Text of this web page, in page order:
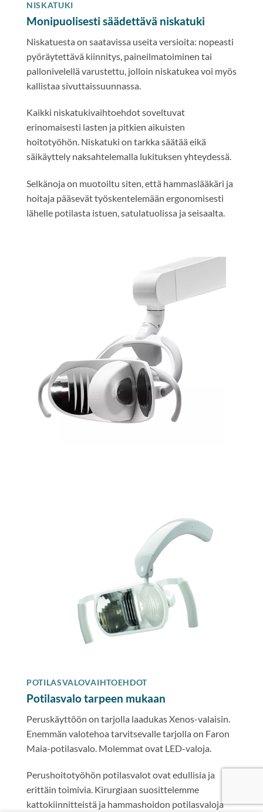
NISKATUKI
Monipuolisesti säädettävä niskatuki
Niskatuesta on saatavissa useita versioita: nopeasti
pyöräytettävä kiinnitys, paineilmatoiminen tai
pallonivelellä varustettu, jolloin niskatukea voi myös
kallistaa sivuttaissuunnassa.
Kaikki niskatukivaihtoehdot soveltuvat
erinomaisesti lasten ja pitkien aikuisten
hoitotyöhön. Niskatuki on tarkka säätää eikä
säikäyttely naksahtelemalla lukituksen yhteydessä.
Selkänoja on muotoiltu siten, että hammaslääkäri ja
hoitaja pääsevät työskentelemään ergonomisesti
lähelle potilasta istuen, satulatuolissa ja seisaalta.
POTILASVALOVAIHTOEHDOT
Potilasvalo tarpeen mukaan
Peruskäyttöön on tarjolla laadukas Xenos-valaisin.
Enemmän valotehoa tarvitsevalle tarjolla on Faron
Maia-potilasvalo. Molemmat ovat LED-valoja.
Perushoitotyöhön potilasvalot ovat edullisia ja
erittäin toimivia. Kirurgiaan suosittelemme
kattokiinnitteistä ja hammashoidon potilasvaloja